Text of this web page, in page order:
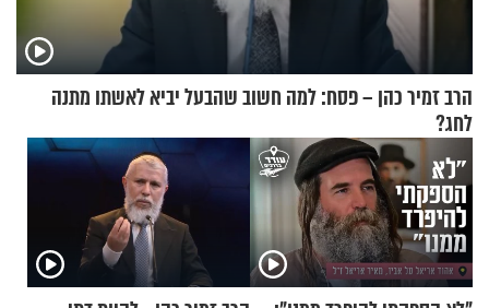
הרב זמיר כהן – פסח: למה חשוב שהבעל יביא לאשתו מתנה
לחג?